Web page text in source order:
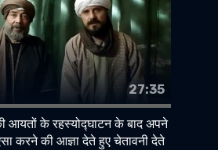
27:35
आयतों के रहस्योद्घाटन के बाद अपने
करने की आज्ञा देते हुए चेतावनी देते